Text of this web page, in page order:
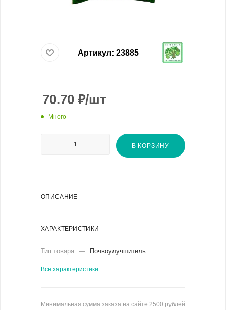
Артикул: 23885
70.70 ₽/шт
Много
В КОРЗИНУ
ОПИСАНИЕ
ХАРАКТЕРИСТИКИ
Тип товара — Почвоулучшитель
Все характеристики
Минимальная сумма заказа на сайте 2500 рублей